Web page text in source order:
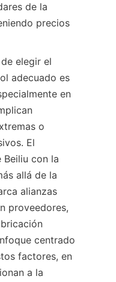
de la
precios
elegir el
adecuado es
en
o
El
con la
allá de la
alianzas
proveedores,
centrado
factores, en
a la